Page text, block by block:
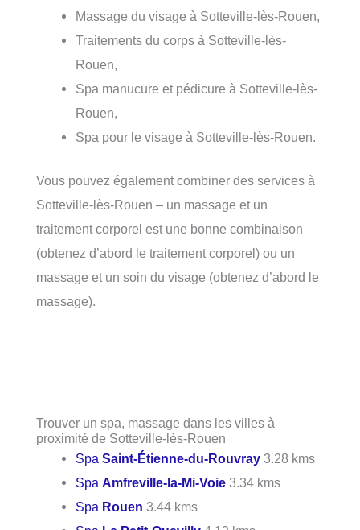
Massage du visage à Sotteville-lès-Rouen,
Traitements du corps à Sotteville-lès-
Rouen,
Spa manucure et pédicure à Sotteville-lès-
Rouen,
Spa pour le visage à Sotteville-lès-Rouen.
Vous pouvez également combiner des services à
Sotteville-lès-Rouen – un massage et un
traitement corporel est une bonne combinaison
(obtenez d’abord le traitement corporel) ou un
massage et un soin du visage (obtenez d’abord le
massage).
Trouver un spa, massage dans les villes à
proximité de Sotteville-lès-Rouen
SpaSaint-Étienne-du-Rouvray 3.28 kms
SpaAmfreville-la-Mi-Voie 3.34 kms
Spa Rouen 3.44 kms